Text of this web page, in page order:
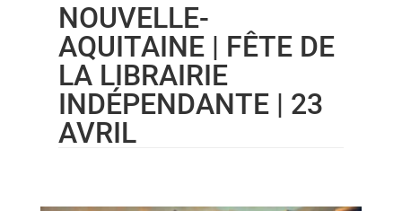
NOUVELLE-
AQUITAINE | FÊTE DE
LA LIBRAIRIE
INDÉPENDANTE | 23
AVRIL